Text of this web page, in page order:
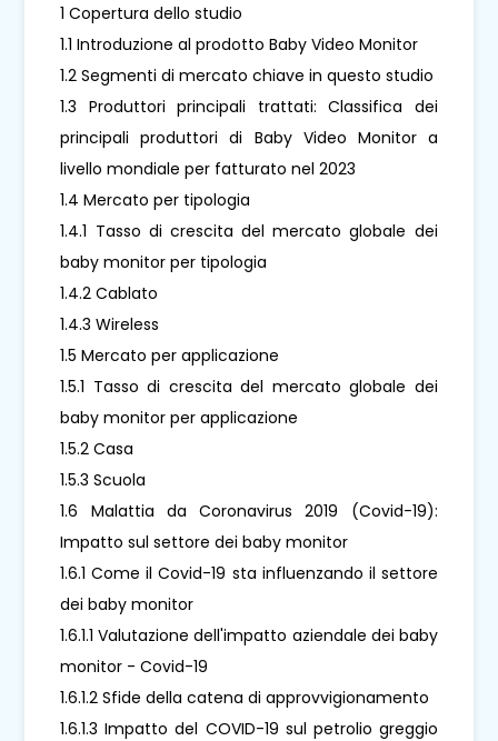
1 Copertura dello studio
1.1 Introduzione al prodotto Baby Video Monitor
1.2 Segmenti di mercato chiave in questo studio
1.3 Produttori principali trattati: Classifica dei
principali produttori di Baby Video Monitor a
livello mondiale per fatturato nel 2023
1.4 Mercato per tipologia
1.4.1 Tasso di crescita del mercato globale dei
baby monitor per tipologia
1.4.2 Cablato
1.4.3 Wireless
1.5 Mercato per applicazione
1.5.1 Tasso di crescita del mercato globale dei
baby monitor per applicazione
1.5.2 Casa
1.5.3 Scuola
1.6 Malattia da Coronavirus 2019 (Covid-19):
Impatto sul settore dei baby monitor
1.6.1 Come il Covid-19 sta influenzando il settore
dei baby monitor
1.6.1.1 Valutazione dell'impatto aziendale dei baby
monitor - Covid-19
1.6.1.2 Sfide della catena di approvvigionamento
1.6.1.3 Impatto del COVID-19 sul petrolio greggio